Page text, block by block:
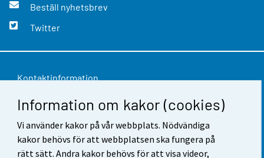
Information om kakor (cookies)
Vi använder kakor på vår webbplats. Nödvändiga
kakor behövs för att webbplatsen ska fungera på
rätt sätt. Andra kakor behövs för att visa videor,
Beställ nyhetsbrev
Twitter
Kontaktinformation
Respons
Användarvillkor
Dataskydd